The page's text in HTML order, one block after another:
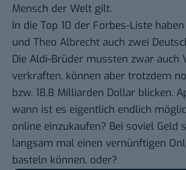
Mensch der Welt gilt.
In die Top 10 der Forbes-Liste
und Theo Albrecht auch zwei
Die Aldi-Brüder mussten zwar auch
verkraften, können aber trotzdem
bzw. 18.8 Milliarden Dollar blicken.
wann ist es eigentlich endlich
online einzukaufen? Bei soviel Geld
langsam mal einen vernünftigen
basteln können, oder?